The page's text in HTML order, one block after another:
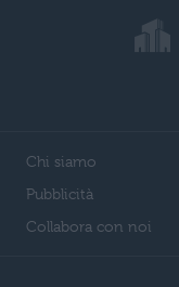
Chi siamo
Pubblicità
Collabora con noi